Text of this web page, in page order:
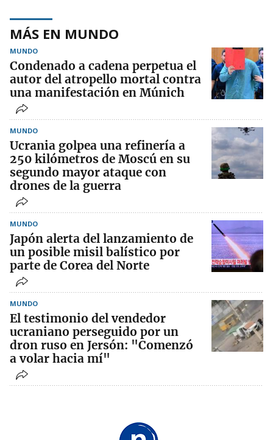
MÁS EN MUNDO
MUNDO
Condenado a cadena perpetua el
autor del atropello mortal contra
una manifestación en Múnich
MUNDO
Ucrania golpea una refinería a
250 kilómetros de Moscú en su
segundo mayor ataque con
drones de la guerra
MUNDO
Japón alerta del lanzamiento de
un posible misil balístico por
parte de Corea del Norte
MUNDO
El testimonio del vendedor
ucraniano perseguido por un
dron ruso en Jersón: "Comenzó
a volar hacia mí"